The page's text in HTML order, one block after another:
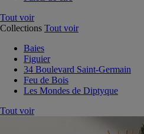
Tout voir
Collections Tout voir
Baies
Figuier
34 Boulevard Saint-Germain
Feu de Bois
Les Mondes de Diptyque
Tout voir